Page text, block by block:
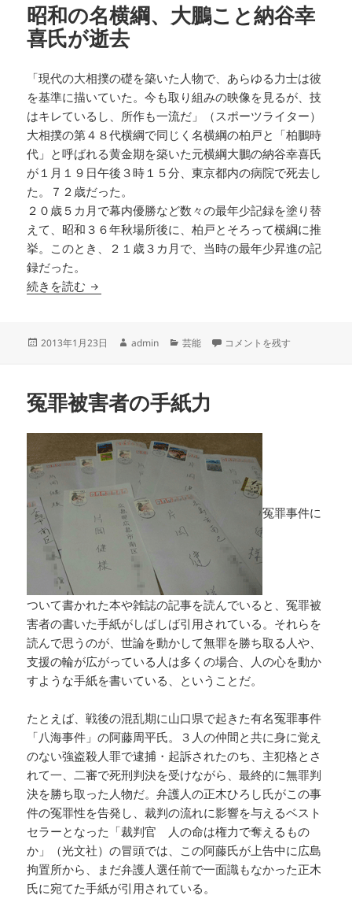
昭和の名横綱、大鵬こと納谷幸
喜氏が逝去
「現代の大相撲の礎を築いた人物で、あらゆる力士は彼
を基準に描いていた。今も取り組みの映像を見るが、技
はキレているし、所作も一流だ」（スポーツライター）
大相撲の第４８代横綱で同じく名横綱の柏戸と「柏鵬時
代」と呼ばれる黄金期を築いた元横綱大鵬の納谷幸喜氏
が１月１９日午後３時１５分、東京都内の病院で死去し
た。７２歳だった。
２０歳５カ月で幕内優勝など数々の最年少記録を塗り替
えて、昭和３６年秋場所後に、柏戸とそろって横綱に推
挙。このとき、２１歳３カ月で、当時の最年少昇進の記
録だった。
続きを読む 昭和の名横綱、大鵬こと納谷幸喜氏が逝去
投
2013年1月23日
作
admin
カ
ー
芸能 昭和の名横綱、大鵬こと納谷
コメントを残す
冤罪被害者の手紙力
冤罪事件に
ついて書かれた本や雑誌の記事を読んでいると、冤罪被
害者の書いた手紙がしばしば引用されている。それらを
読んで思うのが、世論を動かして無罪を勝ち取る人や、
支援の輪が広がっている人は多くの場合、人の心を動か
すような手紙を書いている、ということだ。
たとえば、戦後の混乱期に山口県で起きた有名冤罪事件
「八海事件」の阿藤周平氏。３人の仲間と共に身に覚え
のない強盗殺人罪で逮捕・起訴されたのち、主犯格とさ
れて一、二審で死刑判決を受けながら、最終的に無罪判
決を勝ち取った人物だ。弁護人の正木ひろし氏がこの事
件の冤罪性を告発し、裁判の流れに影響を与えるベスト
セラーとなった「裁判官 人の命は権力で奪えるもの
か」（光文社）の冒頭では、この阿藤氏が上告中に広島
拘置所から、まだ弁護人選任前で一面識もなかった正木
氏に宛てた手紙が引用されている。